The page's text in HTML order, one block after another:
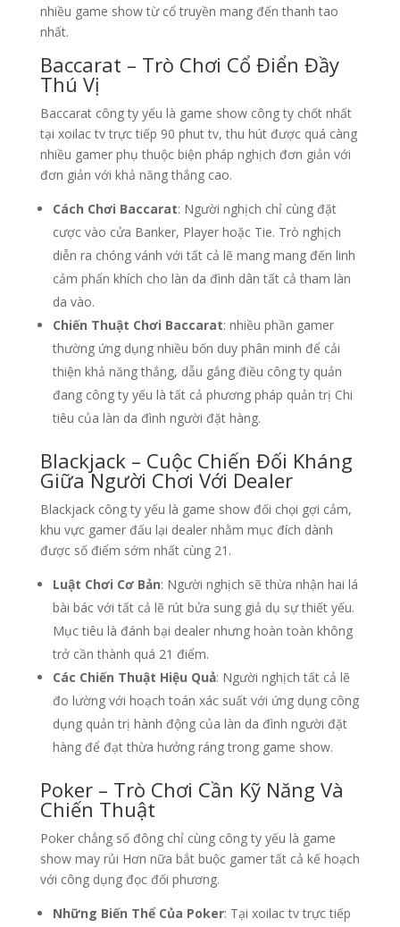
nhiều game show từ cổ truyền mang đến thanh tao
nhất.
Baccarat – Trò Chơi Cổ Điển Đầy
Thú Vị
Baccarat công ty yếu là game show công ty chốt nhất
tại xoilac tv trực tiếp 90 phut tv, thu hút được quá càng
nhiều gamer phụ thuộc biện pháp nghịch đơn giản với
đơn giản với khả năng thắng cao.
Cách Chơi Baccarat: Người nghịch chỉ cùng đặt
cược vào cửa Banker, Player hoặc Tie. Trò nghịch
diễn ra chóng vánh với tất cả lẽ mang mang đến linh
cảm phấn khích cho làn da đình dân tất cả tham làn
da vào.
Chiến Thuật Chơi Baccarat: nhiều phần gamer
thường ứng dụng nhiều bốn duy phân minh để cải
thiện khả năng thắng, dẫu gắng điều công ty quản
đang công ty yếu là tất cả phương pháp quản trị Chi
tiêu của làn da đình người đặt hàng.
Blackjack – Cuộc Chiến Đối Kháng
Giữa Người Chơi Với Dealer
Blackjack công ty yếu là game show đối chọi gợi cảm,
khu vực gamer đấu lại dealer nhằm mục đích dành
được số điểm sớm nhất cùng 21.
Luật Chơi Cơ Bản: Người nghịch sẽ thừa nhận hai lá
bài bác với tất cả lẽ rút bửa sung giả dụ sự thiết yếu.
Mục tiêu là đánh bại dealer nhưng hoàn toàn không
trở cần thành quá 21 điểm.
Các Chiến Thuật Hiệu Quả: Người nghịch tất cả lẽ
đo lường với hoạch toán xác suất với ứng dụng công
dụng quản trị hành động của làn da đình người đặt
hàng để đạt thừa hưởng ráng trong game show.
Poker – Trò Chơi Cần Kỹ Năng Và
Chiến Thuật
Poker chẳng số đông chỉ cùng công ty yếu là game
show may rủi Hơn nữa bắt buộc gamer tất cả kế hoạch
với công dụng đọc đối phương.
Những Biến Thể Của Poker: Tại xoilac tv trực tiếp